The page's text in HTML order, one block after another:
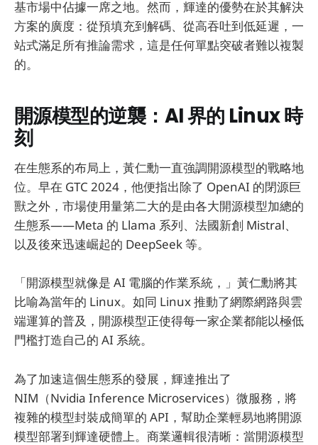
基市場中佔據一席之地。然而，輝達的優勢在於其解決
方案的廣度：從預填充到解碼、從高吞吐到低延遲，一
站式滿足所有推論需求，這是任何單點突破者難以複製
的。
開源模型的逆襲：AI 界的 Linux 時
刻
在生態系的布局上，黃仁勳一直強調開源模型的戰略地
位。早在 GTC 2024，他便指出除了 OpenAI 的閉源巨
獸之外，市場使用量第二大的是由各大開源模型加總的
生態系——Meta 的 Llama 系列、法國新創 Mistral、
以及後來迅速崛起的 DeepSeek 等。
「開源模型就像是 AI 電腦的作業系統，」黃仁勳將其
比喻為當年的 Linux。如同 Linux 推動了網際網路與雲
端運算的普及，開源模型正使得每一家企業都能以極低
門檻打造自己的 AI 系統。
為了加速這個生態系的發展，輝達推出了
NIM（Nvidia Inference Microservices）微服務，將
複雜的模型封裝成簡單的 API，幫助企業輕易地將開源
模型部署到輝達硬體上。商業邏輯很清晰：當開源模型